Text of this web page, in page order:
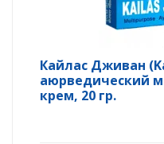
Кайлас Дживан
аюрведический
крем, 20 гр.